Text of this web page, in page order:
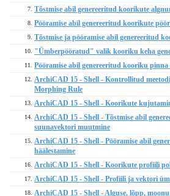
7. Tõstmise abil genereeritud koorikute
8. Pööramise abil genereeritud koorikute
9. Tõstmise ja pööramise abil genereeritud
10. "Ümberpööratud" valik kooriku keha
11. Pööramise abil genereeritud kooriku pinna
12.
ArchiCAD 15 - Shell - Kontrollitud
Morphing Rule
13. ArchiCAD 15 - Shell - Koorikute
14.
ArchiCAD 15 - Shell - Tõstmise abil
suunavektori muutmine
15.
ArchiCAD 15 - Shell - Pööramise abil
häälestamine
16. ArchiCAD 15 - Shell - Koorikute profiili
17. ArchiCAD 15 - Shell - Profiili ja vektori
18.
ArchiCAD 15 - Shell - Alguse, lõpp,